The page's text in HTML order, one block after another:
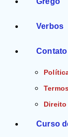
Verbos
Curso